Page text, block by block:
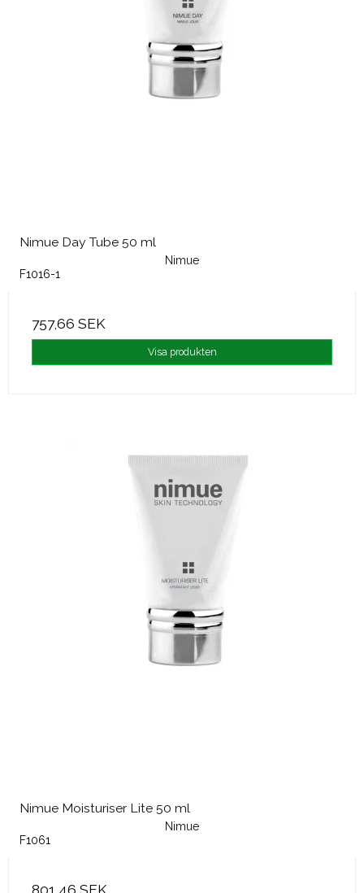
Nimue Day Tube 50 ml
Nimue
F1016-1
757,66 SEK
Visa produkten
Nimue Moisturiser Lite 50 ml
Nimue
F1061
801,46 SEK